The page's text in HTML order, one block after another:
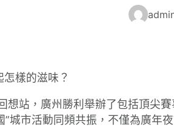
樣的滋味？
站，廣州勝利舉辦了包括頂尖
城市活動同頻共振，不僅為廣年